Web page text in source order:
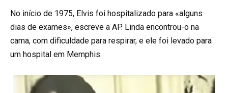
No início de 1975, Elvis foi hospitalizado para «alguns
dias de exames», escreve a AP. Linda encontrou-o na
cama, com dificuldade para respirar, e ele foi levado para
um hospital em Memphis.